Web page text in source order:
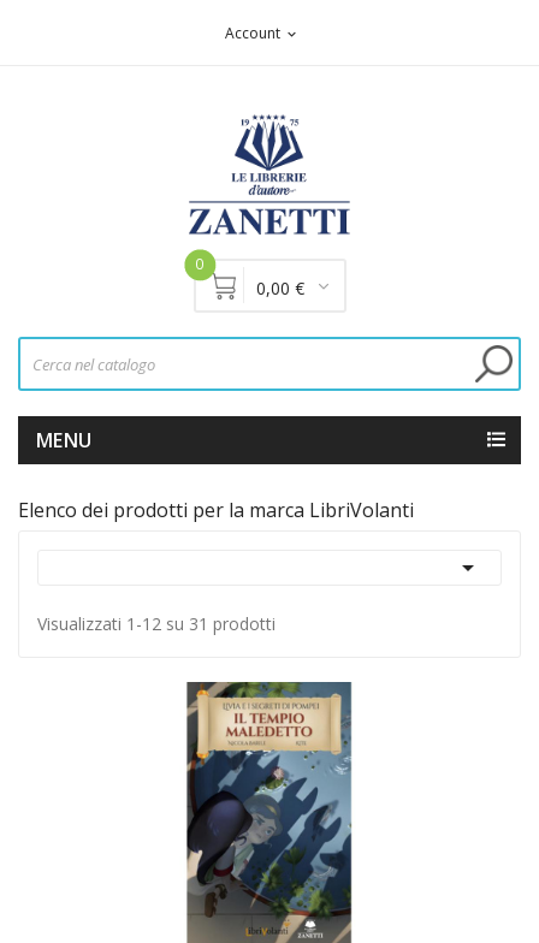
Account expand_more
0
0,00 €
MENU
Elenco dei prodotti per la marca LibriVolanti

Visualizzati 1-12 su 31 prodotti